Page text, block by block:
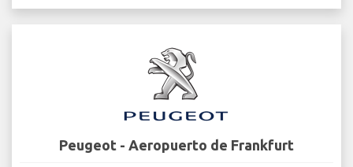
Peugeot - Aeropuerto de Frankfurt